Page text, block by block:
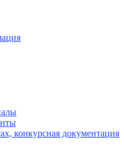
конкурсная документация